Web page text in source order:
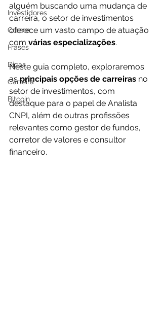
Investidores
Cursos
Frases
Dicas
Carteira
Bitcoin
alguém buscando uma mudança de
carreira, o setor de investimentos
oferece um vasto campo de atuação
com várias especializações.
Neste guia completo, exploraremos
as principais opções de carreiras no
setor de investimentos, com
destaque para o papel de Analista
CNPI, além de outras profissões
relevantes como gestor de fundos,
corretor de valores e consultor
financeiro.